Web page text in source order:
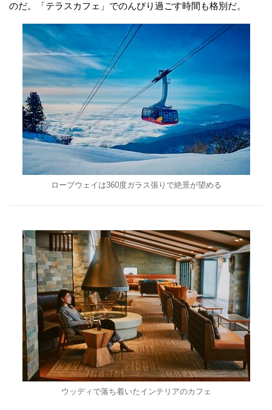
のだ。「テラスカフェ」でのんびり過ごす時間も格別だ。
ロープウェイは360度ガラス張りで絶景が望める
ウッディで落ち着いたインテリアのカフェ